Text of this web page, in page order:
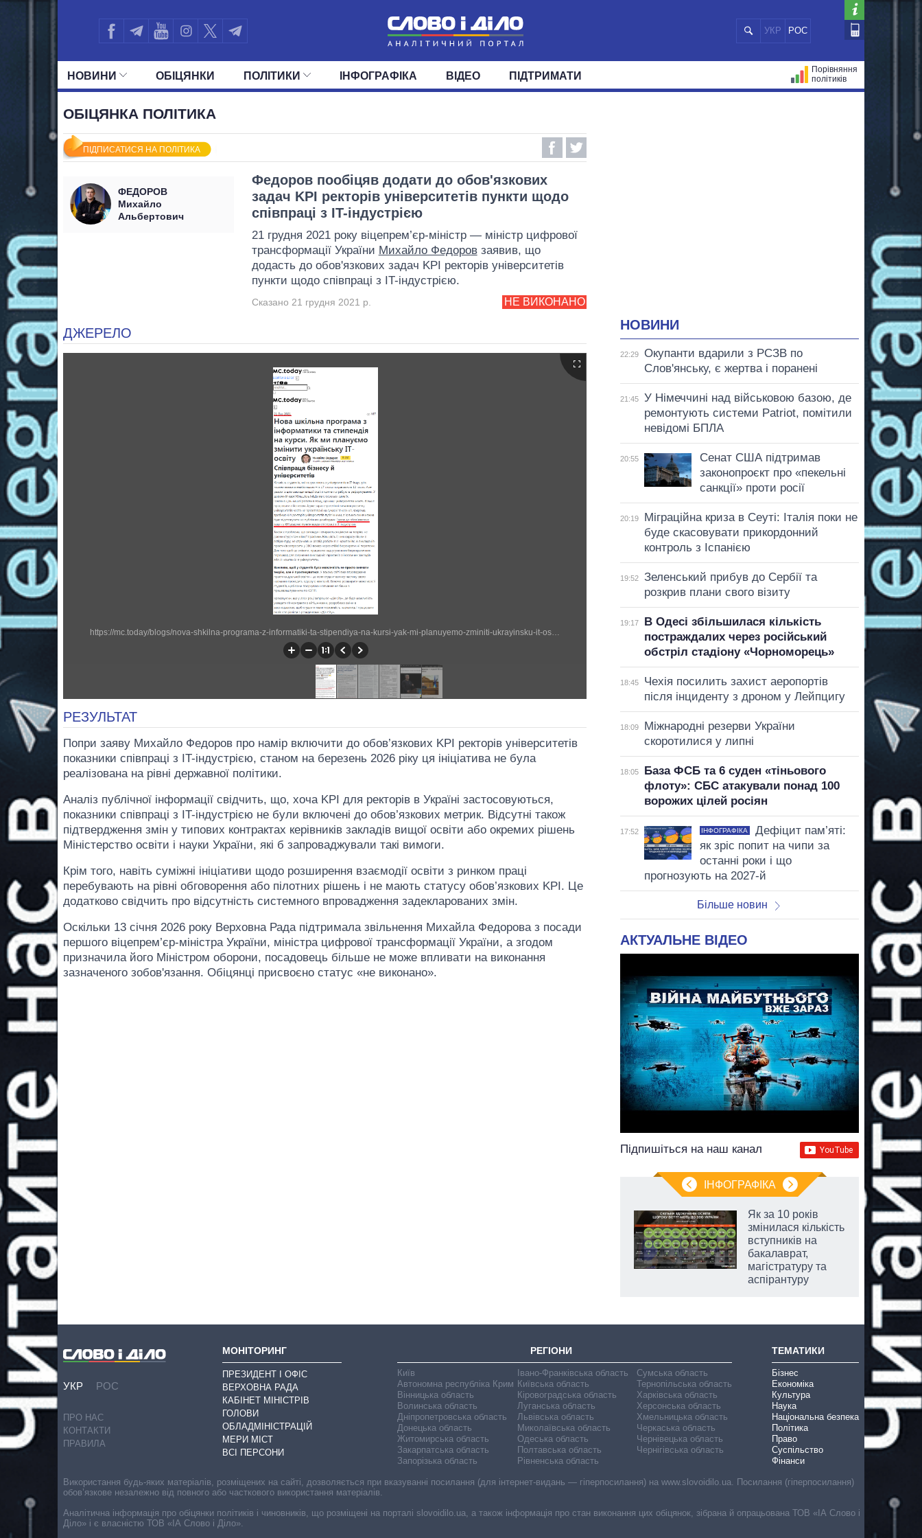
УКР РОС
НОВИНИ
СВІТ
ОБIЦЯНКИ ПОЛIТИКИ
ОКРУГИ
ІНФОГРАФІКА ВІДЕО ПІДТРИМАТИ
Порівняння
політиків
ОБІЦЯНКА ПОЛІТИКА
ПІДПИСАТИСЯ НА ПОЛІТИКА
ФЕДОРОВ
Михайло
Альбертович
Федоров пообіцяв додати до обов'язкових
задач KPI ректорів університетів пункти щодо
співпраці з IT-індустрією
21 грудня 2021 року віцепрем’єр-міністр — міністр цифрової
трансформації України Михайло Федоровзаявив, що
додасть до обов'язкових задач KPI ректорів університетів
пункти щодо співпраці з IT-індустрією.
НЕ ВИКОНАНО
Сказано 21 грудня 2021 р.
ДЖЕРЕЛО
РЕЗУЛЬТАТ
Попри заяву Михайло Федоров про намір включити до обов’язкових KPI ректорів університетів
показники співпраці з IT-індустрією, станом на березень 2026 ріку ця ініціатива не була
реалізована на рівні державної політики.
Аналіз публічної інформації свідчить, що, хоча KPI для ректорів в Україні застосовуються,
показники співпраці з IT-індустрією не були включені до обов’язкових метрик. Відсутні також
підтвердження змін у типових контрактах керівників закладів вищої освіти або окремих рішень
Міністерство освіти і науки України, які б запроваджували такі вимоги.
Крім того, навіть суміжні ініціативи щодо розширення взаємодії освіти з ринком праці
перебувають на рівні обговорення або пілотних рішень і не мають статусу обов’язкових KPI. Це
додатково свідчить про відсутність системного впровадження задекларованих змін.
Оскільки 13 січня 2026 року Верховна Рада підтримала звільнення Михайла Федорова з посади
першого віцепрем’єр-міністра України, міністра цифрової трансформації України, а згодом
призначила його Міністром оборони, посадовець більше не може впливати на виконання
зазначеного зобов'язання. Обіцянці присвоєно статус «не виконано».
НОВИНИ
22:29
Окупанти вдарили з РСЗВ по
Слов'янську, є жертва і поранені
21:45
У Німеччині над військовою базою, де
ремонтують системи Patriot, помітили
невідомі БПЛА
20:55
Сенат США підтримав
законопроєкт про «пекельні
санкції» проти росії
20:19
Міграційна криза в Сеуті: Італія поки не
буде скасовувати прикордонний
контроль з Іспанією
19:52
Зеленський прибув до Сербії та
розкрив плани свого візиту
19:17
В Одесі збільшилася кількість
постраждалих через російський
обстріл стадіону «Чорноморець»
18:45
Чехія посилить захист аеропортів
після інциденту з дроном у Лейпцигу
18:09
Міжнародні резерви України
скоротилися у липні
18:05
База ФСБ та 6 суден «тіньового
флоту»: СБС атакували понад 100
ворожих цілей росіян
17:52 ІНФОГРАФІКА
Дефіцит пам’яті:
як зріс попит на чипи за
останні роки і що
прогнозують на 2027-й
Більше новин
АКТУАЛЬНЕ ВІДЕО
Підпишіться на наш канал
ІНФОГРАФІКА
Як за 10 років
змінилася кількість
вступників на
бакалаврат,
магістратуру та
аспірантуру
УКР РОС
ПРО НАС
КОНТАКТИ
ПРАВИЛА
МОНІТОРИНГ
ПРЕЗИДЕНТ І ОФІС
ВЕРХОВНА РАДА
КАБІНЕТ МІНІСТРІВ
ГОЛОВИ
ОБЛАДМІНІСТРАЦІЙ
МЕРИ МІСТ
ВСІ ПЕРСОНИ
РЕГІОНИ
Київ
Автономна республіка Крим
Вінницька область
Волинська область
Дніпропетровська область
Донецька область
Житомирська область
Закарпатська область
Запорізька область
Івано-Франківська область
Київська область
Кіровоградська область
Луганська область
Львівська область
Миколаївська область
Одеська область
Полтавська область
Рівненська область
Сумська область
Тернопільська область
Харківська область
Херсонська область
Хмельницька область
Черкаська область
Чернівецька область
Чернігівська область
ТЕМАТИКИ
Бізнес
Економіка
Культура
Наука
Національна безпека
Політика
Право
Суспільство
Фінанси
Використання будь-яких матеріалів, розміщених на сайті, дозволяється при вказуванні посилання (для інтернет-видань — гіперпосилання) на www.slovoidilo.ua. Посилання (гіперпосилання)
обов’язкове незалежно від повного або часткового використання матеріалів.
Аналітична інформація про обіцянки політиків і чиновників, що розміщені на порталі slovoidilo.ua, а також інформація про стан виконання цих обіцянок, зібрана й опрацьована ТОВ «ІА Слово і
Діло» і є власністю ТОВ «ІА Слово і Діло».